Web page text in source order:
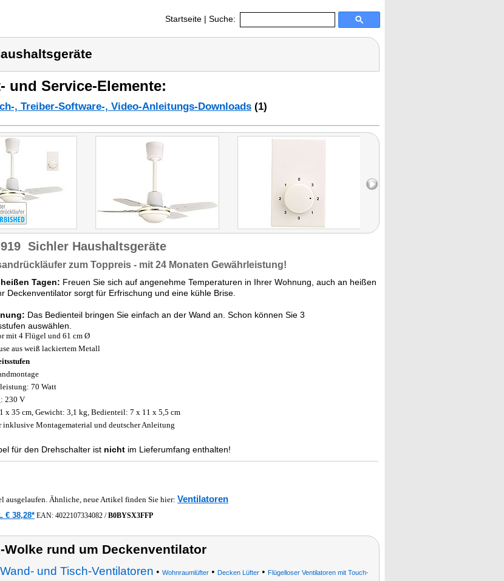
Startseite | Suche:
und Service-Elemente:
, Treiber-Software-, Video-Anleitungs-Downloads (1)
Sichler Haushaltsgeräte
zum Toppreis - mit 24 Monaten Gewährleistung!
Tagen: Freuen Sie sich auf angenehme Temperaturen in Ihrer Wohnung, auch an heißen
Deckenventilator sorgt für Erfrischung und eine kühle Brise.
Das Bedienteil bringen Sie einfach an der Wand an. Schon können Sie 3
auswählen.
mit 4 Flügel und 61 cm Ø
aus weiß lackiertem Metall
70 Watt
230 V
x 35 cm, Gewicht: 3,1 kg, Bedienteil: 7 x 11 x 5,5 cm
inklusive Montagematerial und deutscher Anleitung
für den Drehschalter ist nicht im Lieferumfang enthalten!
ausgelaufen. Ähnliche, neue Artikel finden Sie hier: Ventilatoren
€ 38,28* EAN: 4022107334082 /B0BYSX3FFP
Wolke rund um Deckenventilator
und Tisch-Ventilatoren • Wohnraumlüfter• Decken Lüfter• Flügelloser Ventilatoren mit Touch-